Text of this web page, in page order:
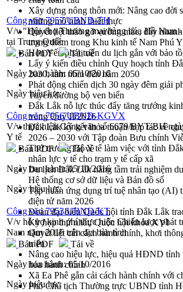
Xây dựng nông thôn mới: Nâng cao đời
những mô hình thiết thực
Quyết liệt tháo gỡ vướng mắc, đẩy
trọng điểm trong Khu kinh tế Nam Phú
Hòn Yến phát triển du lịch gắn với bảo
Lấy ý kiến điều chỉnh Quy hoạch tỉnh
2030, tầm nhìn đến năm 2050
Phát động chiến dịch 30 ngày đêm giải
Tuyến đường bộ ven biển
Đắk Lắk nỗ lực thúc đẩy tăng trưởng
trong Quý II/2026
Đắk Lắk ký kết thỏa thuận hợp tác về
2026 – 2030 với Tập đoàn Bưu chính
Thứ trưởng Bộ Y tế làm việc với tỉnh
nhân lực y tế cho trạm y tế cấp xã
Du lịch Đắk Lắk nâng tầm trải nghiệm
Hệ thống cơ sở dữ liệu và Bản đồ số
Tập huấn ứng dụng trí tuệ nhân tạo (AI)
điện tử năm 2026
Đoàn đại biểu Quốc hội tỉnh Đắk Lắk
Kỳ họp thứ nhất, Quốc hội khóa XVI
Quyết liệt cải cách hành chính, khơi
triển
Nâng cao hiệu lực, hiệu quả HĐND tỉnh
hóa hành chính
Xã Ea Phê gắn cải cách hành chính với
Phó Chủ tịch Thường trực UBND tỉnh
Công văn 7957/UBND-TH
V/v "Hội chợ Thương mại hàng hóa Hồ Nam
tại Trung Quốc
Bản PDF
Tải về
Ngày ban hành: 05/10/2016
Ngày hiệu lực:
Công văn 7956/UBND-KGVX
V/v thực hiện Công văn số 6679/BYT-BH
Y tế
Bản PDF
Tải về
Ngày ban hành:05/10/2016
Ngày hiệu lực:
Công văn 7953/UBND-KT
V/v hỗ trợ kinh phí thực hiện Chiến lược phát
Nam năm 2016 trên địa bàn tỉnh
Bản PDF
Tải về
Ngày ban hành:05/10/2016
Ngày hiệu lực: